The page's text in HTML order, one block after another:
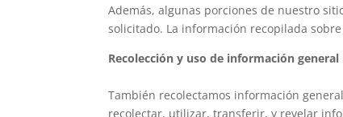
Además, algunas porciones de nuestro
solicitado. La información recopilada
Recolección y uso de información
También recolectamos información
recolectar, utilizar, transferir, y revelar